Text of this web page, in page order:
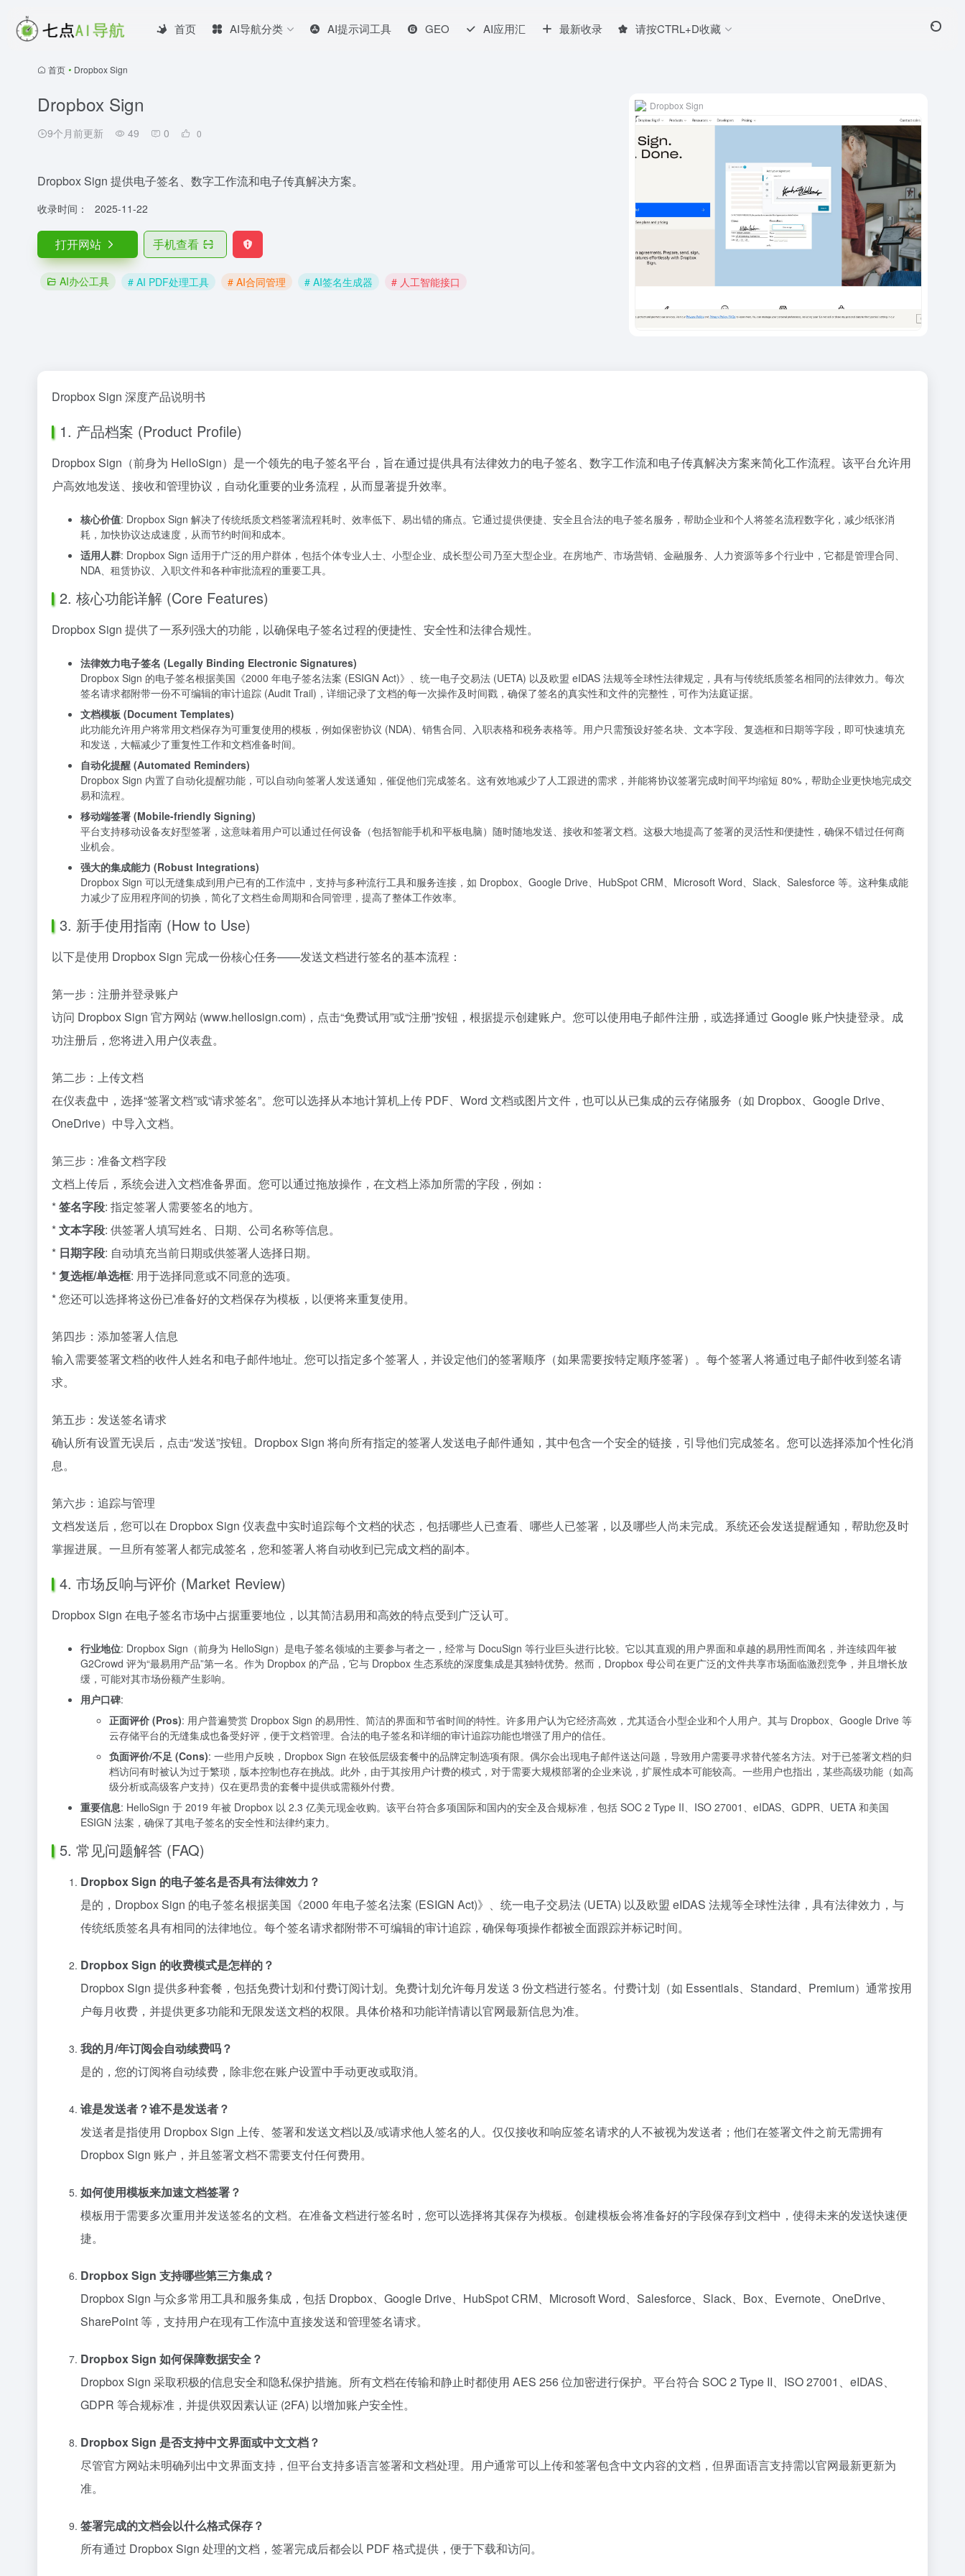
首页 AI导航分类 AI提示词工具 GEO AI应用汇 最新收录 请按CTRL+D收藏
首页 • Dropbox Sign
Dropbox Sign
9个月前更新 49 0 0
Dropbox Sign 提供电子签名、数字工作流和电子传真解决方案。
收录时间： 2025-11-22
打开网站 手机查看
AI办公工具 # AI PDF处理工具 # AI合同管理 # AI签名生成器 # 人工智能接口
Dropbox Sign
Dropbox Sign 深度产品说明书
1. 产品档案 (Product Profile)
Dropbox Sign（前身为 HelloSign）是一个领先的电子签名平台，旨在通过提供具有法律效力的电子签名、数字工作流和电子传真解决方案来简化工作流程。该平台允许用
户高效地发送、接收和管理协议，自动化重要的业务流程，从而显著提升效率。
核心价值: Dropbox Sign 解决了传统纸质文档签署流程耗时、效率低下、易出错的痛点。它通过提供便捷、安全且合法的电子签名服务，帮助企业和个人将签名流程数字化，减少纸张消
耗，加快协议达成速度，从而节约时间和成本。
适用人群: Dropbox Sign 适用于广泛的用户群体，包括个体专业人士、小型企业、成长型公司乃至大型企业。在房地产、市场营销、金融服务、人力资源等多个行业中，它都是管理合同、
NDA、租赁协议、入职文件和各种审批流程的重要工具。
2. 核心功能详解 (Core Features)
Dropbox Sign 提供了一系列强大的功能，以确保电子签名过程的便捷性、安全性和法律合规性。
法律效力电子签名 (Legally Binding Electronic Signatures)
Dropbox Sign 的电子签名根据美国《2000 年电子签名法案 (ESIGN Act)》、统一电子交易法 (UETA) 以及欧盟 eIDAS 法规等全球性法律规定，具有与传统纸质签名相同的法律效力。每次
签名请求都附带一份不可编辑的审计追踪 (Audit Trail)，详细记录了文档的每一次操作及时间戳，确保了签名的真实性和文件的完整性，可作为法庭证据。
文档模板 (Document Templates)
此功能允许用户将常用文档保存为可重复使用的模板，例如保密协议 (NDA)、销售合同、入职表格和税务表格等。用户只需预设好签名块、文本字段、复选框和日期等字段，即可快速填充
和发送，大幅减少了重复性工作和文档准备时间。
自动化提醒 (Automated Reminders)
Dropbox Sign 内置了自动化提醒功能，可以自动向签署人发送通知，催促他们完成签名。这有效地减少了人工跟进的需求，并能将协议签署完成时间平均缩短 80%，帮助企业更快地完成交
易和流程。
移动端签署 (Mobile-friendly Signing)
平台支持移动设备友好型签署，这意味着用户可以通过任何设备（包括智能手机和平板电脑）随时随地发送、接收和签署文档。这极大地提高了签署的灵活性和便捷性，确保不错过任何商
业机会。
强大的集成能力 (Robust Integrations)
Dropbox Sign 可以无缝集成到用户已有的工作流中，支持与多种流行工具和服务连接，如 Dropbox、Google Drive、HubSpot CRM、Microsoft Word、Slack、Salesforce 等。这种集成能
力减少了应用程序间的切换，简化了文档生命周期和合同管理，提高了整体工作效率。
3. 新手使用指南 (How to Use)
以下是使用 Dropbox Sign 完成一份核心任务——发送文档进行签名的基本流程：
第一步：注册并登录账户
访问 Dropbox Sign 官方网站 (www.hellosign.com)，点击“免费试用”或“注册”按钮，根据提示创建账户。您可以使用电子邮件注册，或选择通过 Google 账户快捷登录。成
功注册后，您将进入用户仪表盘。
第二步：上传文档
在仪表盘中，选择“签署文档”或“请求签名”。您可以选择从本地计算机上传 PDF、Word 文档或图片文件，也可以从已集成的云存储服务（如 Dropbox、Google Drive、
OneDrive）中导入文档。
第三步：准备文档字段
文档上传后，系统会进入文档准备界面。您可以通过拖放操作，在文档上添加所需的字段，例如：
*签名字段: 指定签署人需要签名的地方。
*文本字段: 供签署人填写姓名、日期、公司名称等信息。
* 日期字段: 自动填充当前日期或供签署人选择日期。
*复选框/单选框: 用于选择同意或不同意的选项。
* 您还可以选择将这份已准备好的文档保存为模板，以便将来重复使用。
第四步：添加签署人信息
输入需要签署文档的收件人姓名和电子邮件地址。您可以指定多个签署人，并设定他们的签署顺序（如果需要按特定顺序签署）。每个签署人将通过电子邮件收到签名请
求。
第五步：发送签名请求
确认所有设置无误后，点击“发送”按钮。Dropbox Sign 将向所有指定的签署人发送电子邮件通知，其中包含一个安全的链接，引导他们完成签名。您可以选择添加个性化消
息。
第六步：追踪与管理
文档发送后，您可以在 Dropbox Sign 仪表盘中实时追踪每个文档的状态，包括哪些人已查看、哪些人已签署，以及哪些人尚未完成。系统还会发送提醒通知，帮助您及时
掌握进展。一旦所有签署人都完成签名，您和签署人将自动收到已完成文档的副本。
4. 市场反响与评价 (Market Review)
Dropbox Sign 在电子签名市场中占据重要地位，以其简洁易用和高效的特点受到广泛认可。
行业地位: Dropbox Sign（前身为 HelloSign）是电子签名领域的主要参与者之一，经常与 DocuSign 等行业巨头进行比较。它以其直观的用户界面和卓越的易用性而闻名，并连续四年被
G2Crowd 评为“最易用产品”第一名。作为 Dropbox 的产品，它与 Dropbox 生态系统的深度集成是其独特优势。然而，Dropbox 母公司在更广泛的文件共享市场面临激烈竞争，并且增长放
缓，可能对其市场份额产生影响。
用户口碑:
正面评价 (Pros): 用户普遍赞赏 Dropbox Sign 的易用性、简洁的界面和节省时间的特性。许多用户认为它经济高效，尤其适合小型企业和个人用户。其与 Dropbox、Google Drive 等
云存储平台的无缝集成也备受好评，便于文档管理。合法的电子签名和详细的审计追踪功能也增强了用户的信任。
负面评价/不足 (Cons): 一些用户反映，Dropbox Sign 在较低层级套餐中的品牌定制选项有限。偶尔会出现电子邮件送达问题，导致用户需要寻求替代签名方法。对于已签署文档的归
档访问有时被认为过于繁琐，版本控制也存在挑战。此外，由于其按用户计费的模式，对于需要大规模部署的企业来说，扩展性成本可能较高。一些用户也指出，某些高级功能（如高
级分析或高级客户支持）仅在更昂贵的套餐中提供或需额外付费。
重要信息: HelloSign 于 2019 年被 Dropbox 以 2.3 亿美元现金收购。该平台符合多项国际和国内的安全及合规标准，包括 SOC 2 Type II、ISO 27001、eIDAS、GDPR、UETA 和美国
ESIGN 法案，确保了其电子签名的安全性和法律约束力。
5. 常见问题解答 (FAQ)
Dropbox Sign 的电子签名是否具有法律效力？
是的，Dropbox Sign 的电子签名根据美国《2000 年电子签名法案 (ESIGN Act)》、统一电子交易法 (UETA) 以及欧盟 eIDAS 法规等全球性法律，具有法律效力，与
传统纸质签名具有相同的法律地位。每个签名请求都附带不可编辑的审计追踪，确保每项操作都被全面跟踪并标记时间。
Dropbox Sign 的收费模式是怎样的？
Dropbox Sign 提供多种套餐，包括免费计划和付费订阅计划。免费计划允许每月发送 3 份文档进行签名。付费计划（如 Essentials、Standard、Premium）通常按用
户每月收费，并提供更多功能和无限发送文档的权限。具体价格和功能详情请以官网最新信息为准。
我的月/年订阅会自动续费吗？
是的，您的订阅将自动续费，除非您在账户设置中手动更改或取消。
谁是发送者？谁不是发送者？
发送者是指使用 Dropbox Sign 上传、签署和发送文档以及/或请求他人签名的人。仅仅接收和响应签名请求的人不被视为发送者；他们在签署文件之前无需拥有
Dropbox Sign 账户，并且签署文档不需要支付任何费用。
如何使用模板来加速文档签署？
模板用于需要多次重用并发送签名的文档。在准备文档进行签名时，您可以选择将其保存为模板。创建模板会将准备好的字段保存到文档中，使得未来的发送快速便
捷。
Dropbox Sign 支持哪些第三方集成？
Dropbox Sign 与众多常用工具和服务集成，包括 Dropbox、Google Drive、HubSpot CRM、Microsoft Word、Salesforce、Slack、Box、Evernote、OneDrive、
SharePoint 等，支持用户在现有工作流中直接发送和管理签名请求。
Dropbox Sign 如何保障数据安全？
Dropbox Sign 采取积极的信息安全和隐私保护措施。所有文档在传输和静止时都使用 AES 256 位加密进行保护。平台符合 SOC 2 Type II、ISO 27001、eIDAS、
GDPR 等合规标准，并提供双因素认证 (2FA) 以增加账户安全性。
Dropbox Sign 是否支持中文界面或中文文档？
尽管官方网站未明确列出中文界面支持，但平台支持多语言签署和文档处理。用户通常可以上传和签署包含中文内容的文档，但界面语言支持需以官网最新更新为
准。
签署完成的文档会以什么格式保存？
所有通过 Dropbox Sign 处理的文档，签署完成后都会以 PDF 格式提供，便于下载和访问。